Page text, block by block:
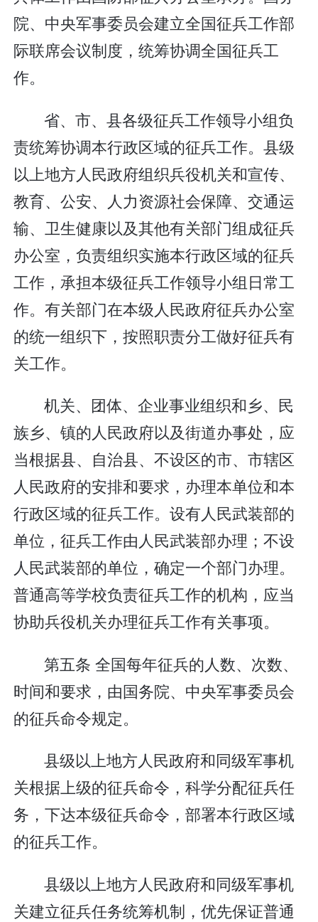
院、中央军事委员会建立全国征兵工作部
际联席会议制度，统筹协调全国征兵工
作。
省、市、县各级征兵工作领导小组负
责统筹协调本行政区域的征兵工作。县级
以上地方人民政府组织兵役机关和宣传、
教育、公安、人力资源社会保障、交通运
输、卫生健康以及其他有关部门组成征兵
办公室，负责组织实施本行政区域的征兵
工作，承担本级征兵工作领导小组日常工
作。有关部门在本级人民政府征兵办公室
的统一组织下，按照职责分工做好征兵有
关工作。
机关、团体、企业事业组织和乡、民
族乡、镇的人民政府以及街道办事处，应
当根据县、自治县、不设区的市、市辖区
人民政府的安排和要求，办理本单位和本
行政区域的征兵工作。设有人民武装部的
单位，征兵工作由人民武装部办理；不设
人民武装部的单位，确定一个部门办理。
普通高等学校负责征兵工作的机构，应当
协助兵役机关办理征兵工作有关事项。
第五条 全国每年征兵的人数、次数、
时间和要求，由国务院、中央军事委员会
的征兵命令规定。
县级以上地方人民政府和同级军事机
关根据上级的征兵命令，科学分配征兵任
务，下达本级征兵命令，部署本行政区域
的征兵工作。
县级以上地方人民政府和同级军事机
关建立征兵任务统筹机制，优先保证普通